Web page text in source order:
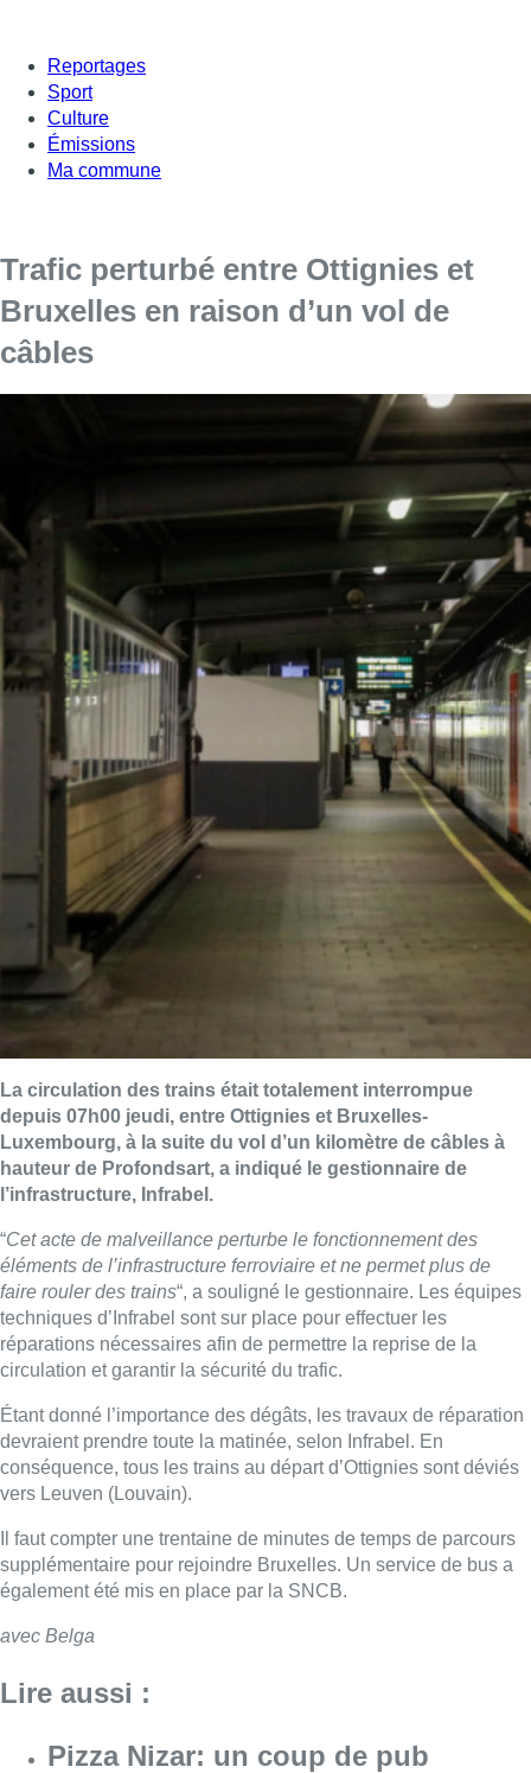
Reportages
Sport
Culture
Émissions
Ma commune
Trafic perturbé entre Ottignies et
Bruxelles en raison d’un vol de
câbles
La circulation des trains était totalement interrompue
depuis 07h00 jeudi, entre Ottignies et Bruxelles-
Luxembourg, à la suite du vol d’un kilomètre de câbles à
hauteur de Profondsart, a indiqué le gestionnaire de
l’infrastructure, Infrabel.
“Cet acte de malveillance perturbe le fonctionnement des
éléments de l’infrastructure ferroviaire et ne permet plus de
faire rouler des trains“, a souligné le gestionnaire. Les équipes
techniques d’Infrabel sont sur place pour effectuer les
réparations nécessaires afin de permettre la reprise de la
circulation et garantir la sécurité du trafic.
Étant donné l’importance des dégâts, les travaux de réparation
devraient prendre toute la matinée, selon Infrabel. En
conséquence, tous les trains au départ d’Ottignies sont déviés
vers Leuven (Louvain).
Il faut compter une trentaine de minutes de temps de parcours
supplémentaire pour rejoindre Bruxelles. Un service de bus a
également été mis en place par la SNCB.
avec Belga
Lire aussi :
Pizza Nizar: un coup de pub